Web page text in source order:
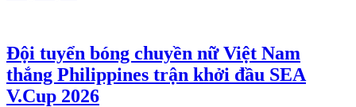
Đội tuyển bóng chuyền nữ Việt Nam
thắng Philippines trận khởi đầu SEA
V.Cup 2026